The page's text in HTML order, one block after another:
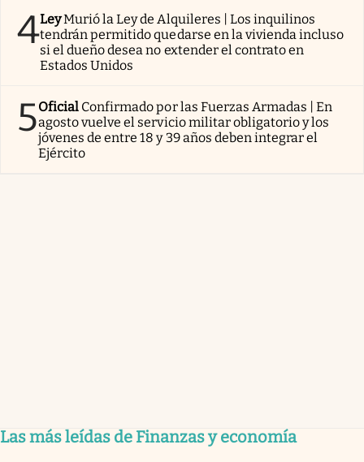
4LeyMurió la Ley de Alquileres | Los inquilinos
tendrán permitido quedarse en la vivienda incluso
si el dueño desea no extender el contrato en
Estados Unidos
5Oficial Confirmado por las Fuerzas Armadas | En
agosto vuelve el servicio militar obligatorio y los
jóvenes de entre 18 y 39 años deben integrar el
Ejército
Las más leídas de Finanzas y economía